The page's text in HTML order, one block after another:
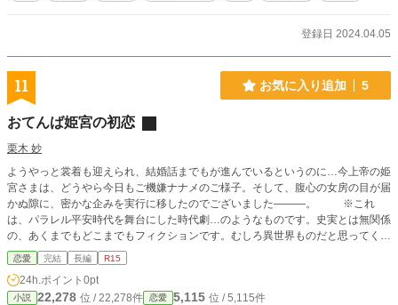
登録日 2024.04.05
11 お気に入り追加 5
おてんば姫宮の初恋
栗木 妙
ようやっと裳着も迎えられ、結婚話までもが進んでいるというのに…今上帝の姫
宮さまは、どうやら今日もご機嫌ナナメのご様子。そして、腹心の女房の目が届
かぬ隙に、密かな企みを実行に移したのでございました―――。 ※これ
は、パラレル平安時代を舞台にした時代劇…のようなものです。史実とは無関係
の、あくまでもどこまでもフィクションです。むしろ異世界ものだと思ってくだ
さい。 ※多少の流血表現があるためR15にしておりますが、そこまで過激な
描写はありません。
恋愛 完結 長編 R15
24h.ポイント 0pt
小説 22,278 位 / 22,278件 恋愛 5,115 位 / 5,115件